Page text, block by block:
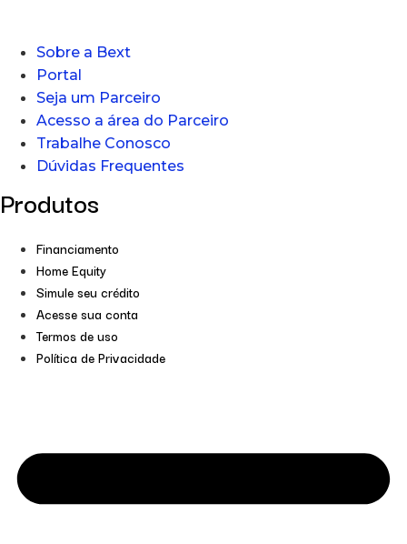
Sobre a Bext
Portal
Seja um Parceiro
Acesso a área do Parceiro
Trabalhe Conosco
Dúvidas Frequentes
Produtos
Financiamento
Home Equity
Simule seu crédito
Acesse sua conta
Termos de uso
Política de Privacidade